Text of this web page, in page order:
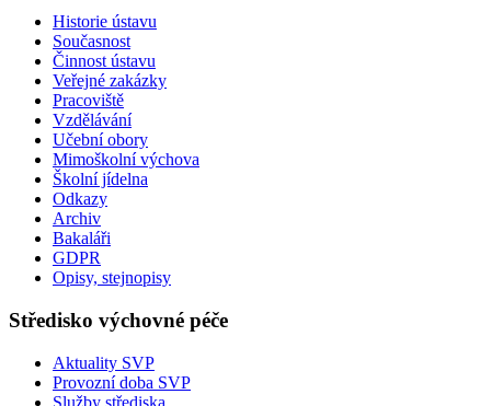
Historie ústavu
Současnost
Činnost ústavu
Veřejné zakázky
Pracoviště
Vzdělávání
Učební obory
Mimoškolní výchova
Školní jídelna
Odkazy
Archiv
Bakaláři
GDPR
Opisy, stejnopisy
Středisko výchovné péče
Aktuality SVP
Provozní doba SVP
Služby střediska